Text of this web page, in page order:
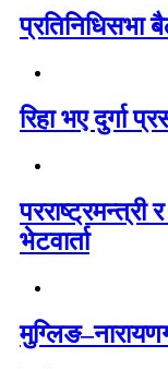
प्रतिनिधिसभा
रिहा भए दुर्गा
परराष्ट्रमन्त्री
भेटवार्ता